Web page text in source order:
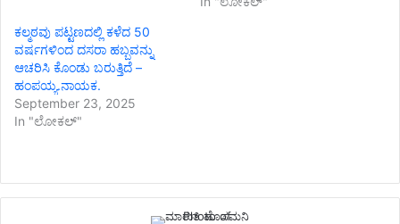
ಕಲ್ಮಠವು ಪಟ್ಟಣದಲ್ಲಿ ಕಳೆದ 50
ವರ್ಷಗಳಿಂದ ದಸರಾ ಹಬ್ಬವನ್ನು
ಆಚರಿಸಿ ಕೊಂಡು ಬರುತ್ತಿದೆ –
ಹಂಪಯ್ಯ.ನಾಯಕ.
September 23, 2025
In "ಲೋಕಲ್"